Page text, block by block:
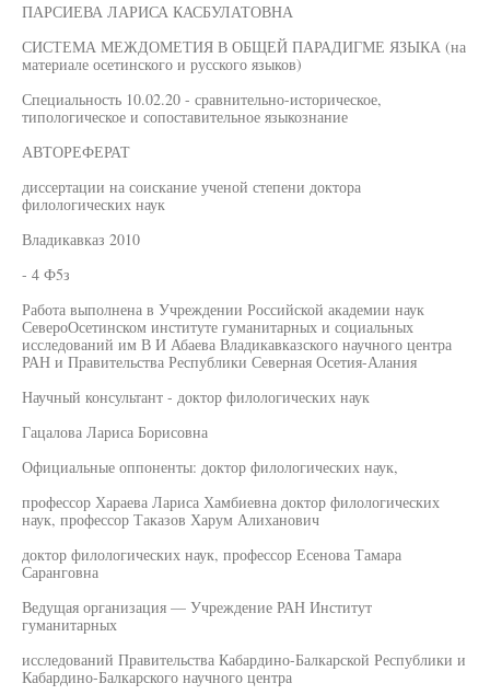
ПАРСИЕВА ЛАРИСА КАСБУЛАТОВНА
СИСТЕМА МЕЖДОМЕТИЯ В ОБЩЕЙ ПАРАДИГМЕ ЯЗЫКА (на
материале осетинского и русского языков)
Специальность 10.02.20 - сравнительно-историческое,
типологическое и сопоставительное языкознание
АВТОРЕФЕРАТ
диссертации на соискание ученой степени доктора
филологических наук
Владикавказ 2010
- 4 Ф5з
Работа выполнена в Учреждении Российской академии наук
СевероОсетинском институте гуманитарных и социальных
исследований им В И Абаева Владикавказского научного центра
РАН и Правительства Республики Северная Осетия-Алания
Научный консультант - доктор филологических наук
Гацалова Лариса Борисовна
Официальные оппоненты: доктор филологических наук,
профессор Хараева Лариса Хамбиевна доктор филологических
наук, профессор Таказов Харум Алиханович
доктор филологических наук, профессор Есенова Тамара
Саранговна
Ведущая организация — Учреждение РАН Институт
гуманитарных
исследований Правительства Кабардино-Балкарской Республики и
Кабардино-Балкарского научного центра